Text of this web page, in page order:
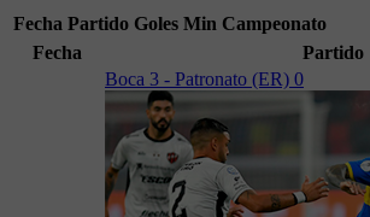
Fecha Partido Goles Min Campeonato
Fecha
Partido
Boca 3 - Patronato (ER) 0